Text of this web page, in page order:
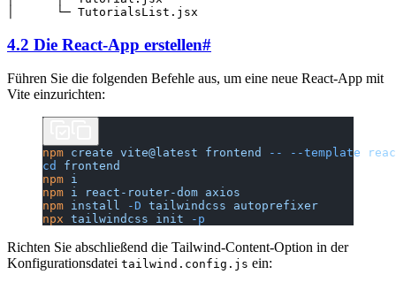
4.2 Die React-App erstellen#
Führen Sie die folgenden Befehle aus, um eine neue React-App mit
Vite einzurichten:
npm create vite@latest frontend -- --template
cd
frontend
npm i
npm i react-router-dom axios
npm install -D tailwindcss autoprefixer
npx tailwindcss init -p
Richten Sie abschließend die Tailwind-Content-Option in der
Konfigurationsdatei tailwind.config.js ein: